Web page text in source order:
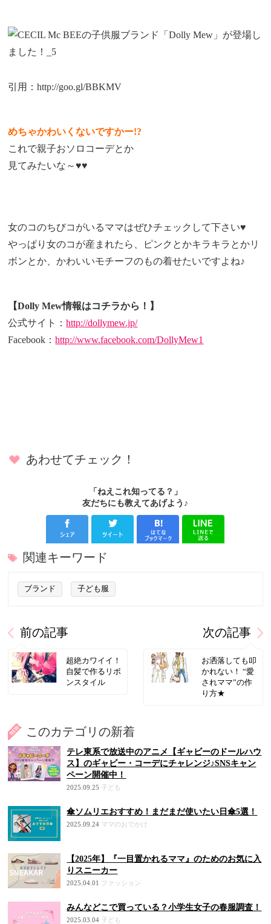
引用：http://goo.gl/BBKMV
めちゃかわいくないですかー!?
これで親子おソロコーデとか
見てみたいな～♥♥
女のコのちびコがいるママはぜひチェックして下さい♥
やっぱり女のコが産まれたら、ピンクとかキラキラとかリ
ボンとか、かわいいモチーフのもの着せたいですよね♪
【Dolly Mew情報はコチラから！】
公式サイト：http://dollymew.jp/
Facebook：http://www.facebook.com/DollyMew1
あわせてチェック！
「ねえこれ知ってる？」
友だちにも教えてあげよう♪
関連キーワード
ブランド 子ども服
前の記事
超絶カワイイ！
自髪で作るリボ
ンスタイル
次の記事
お洒落しても叩
かれない！ “愛
されママ”の作
り方★
このカテゴリの新着
テレ東系で放送中のアニメ【ギャビーのドールハウ
ス】のギャビー・コーデにチャレンジ♪SNSキャン
ペーン開催中！
2025.09.25 子ども
傘ソムリエおすすめ！まだまだ使いたい日傘5選！
2025.09.24 ママのおでかけ
【2025年】『一目置かれるママ』のためのお気に入
りスニーカー
2025.04.01 ファッション
みんなどこで買っている？小学生女子の春服調査！
2025.03.04 子ども